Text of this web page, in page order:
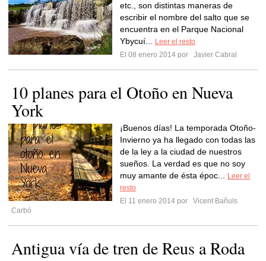
etc., son distintas maneras de
escribir el nombre del salto que se
encuentra en el Parque Nacional
Ybycuí...
Leer el resto
El 08 enero 2014 por
Javier Cabral
10 planes para el Otoño en Nueva
York
¡Buenos días! La temporada Otoño-
Invierno ya ha llegado con todas las
de la ley a la ciudad de nuestros
sueños. La verdad es que no soy
muy amante de ésta époc...
Leer el
resto
El 11 enero 2014 por
Vicent Bañuls
Carbó
Antigua vía de tren de Reus a Roda